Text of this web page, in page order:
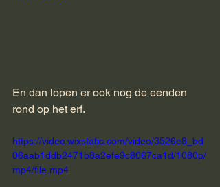
En dan lopen er ook nog de eenden
rond op het erf.
https://video.wixstatic.com/video/3526e8_bd
06aab1ddb2471b8a2efe9c8067ca1d/1080p/
mp4/file.mp4